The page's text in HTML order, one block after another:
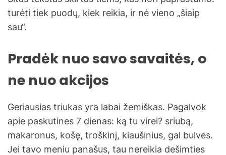
turėti tiek puodų, kiek reikia, ir nė vieno „šiaip
sau“.
Pradėk nuo savo savaitės, o
ne nuo akcijos
Geriausias triukas yra labai žemiškas. Pagalvok
apie paskutines 7 dienas: ką tu virei? sriubą,
makaronus, košę, troškinį, kiaušinius, gal bulves.
Jei tavo meniu panašus, tau nereikia dešimties